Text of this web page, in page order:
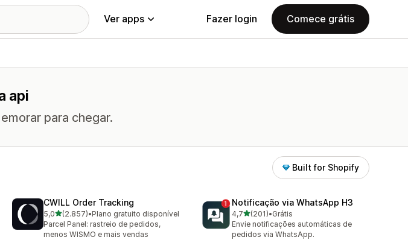
Ver apps Fazer login Comece grátis
api
para chegar.
Built for Shopify
CWILL Order Tracking
5,0de 5 estrelas
(2.857)
2857 avaliações ao todo
•Plano gratuito disponível
Parcel Panel: rastreio de pedidos,
menos WISMO e mais vendas
Notificação via WhatsApp H3
4,7de 5 estrelas
(201)
201 avaliações ao todo
•Grátis
Envie notificações automáticas de
pedidos via WhatsApp.